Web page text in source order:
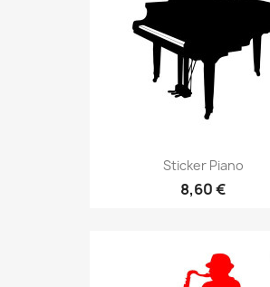
Sticker Piano
8,60 €